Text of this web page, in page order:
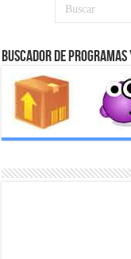
Buscador de